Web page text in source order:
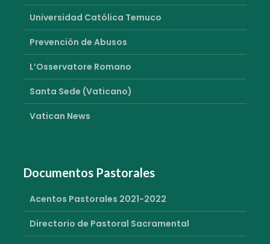
Universidad Católica Temuco
Prevención de Abusos
L’Osservatore Romano
Santa Sede (Vaticano)
Vatican News
Documentos Pastorales
Acentos Pastorales 2021-2022
Directorio de Pastoral Sacramental